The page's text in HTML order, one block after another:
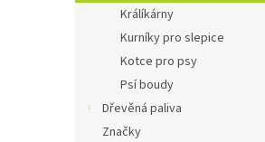
n
Králíkárny
Kurníky pro slepice
Kotce pro psy
Psí boudy
Dřevěná paliva
Značky